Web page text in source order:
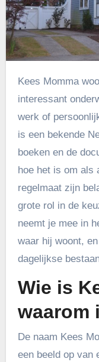
Kees Momma woonplaats is voor velen een
interessant
werk of
is een bekende
boeken en de
hoe het is om als
regelmaat zijn
grote rol in de
neemt je mee in
waar hij woont,
dagelijkse
Wie is
waarom
De naam Kees
een beeld op van